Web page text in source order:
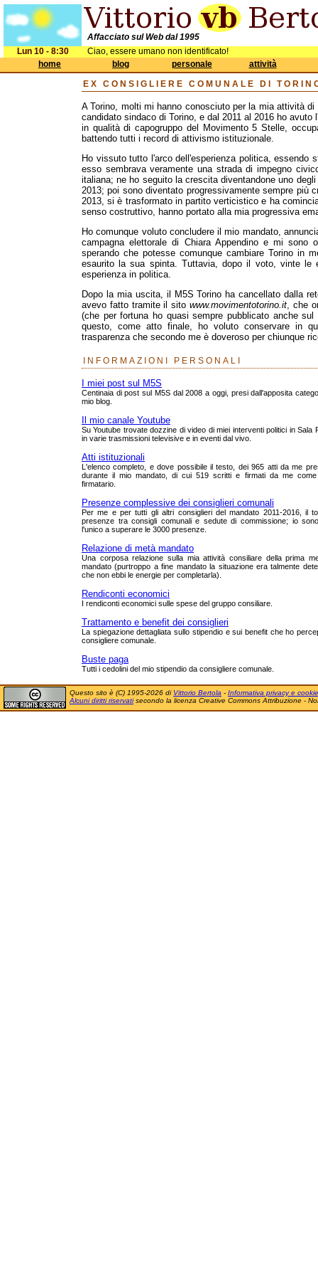
Affacciato sul Web dal 1995
Lun 10 - 8:30
Ciao, essere umano non identificato!
home
blog personale
attività
EX CONSIGLIERE COMUNALE DI
A Torino, molti mi hanno conosciuto per la mia attività
candidato sindaco di Torino, e dal 2011 al 2016 ho
in qualità di capogruppo del Movimento 5 Stelle,
battendo tutti i record di attivismo istituzionale.
Ho vissuto tutto l'arco dell'esperienza politica, essendo
esso sembrava veramente una strada di impegno
italiana; ne ho seguito la crescita diventandone uno
2013; poi sono diventato progressivamente sempre più
2013, si è trasformato in partito verticistico e ha
senso costruttivo, hanno portato alla mia progressiva
Ho comunque voluto concludere il mio mandato,
campagna elettorale di Chiara Appendino e mi
sperando che potesse comunque cambiare Torino in
esaurito la sua spinta. Tuttavia, dopo il voto, vinte
esperienza in politica.
Dopo la mia uscita, il M5S Torino ha cancellato dalla
avevo fatto tramite il sito www.movimentotorino.it, che
(che per fortuna ho quasi sempre pubblicato anche
questo, come atto finale, ho voluto conservare in
trasparenza che secondo me è doveroso per chiunque
INFORMAZIONI PERSONALI
I miei post sul M5S
Centinaia di post sul M5S dal 2008 a oggi, presi dall'apposita
mio blog.
Il mio canale Youtube
Su Youtube trovate dozzine di video di miei interventi politici in Sala
in varie trasmissioni televisive e in eventi dal vivo.
Atti istituzionali
L'elenco completo, e dove possibile il testo, dei 965 atti da me
durante il mio mandato, di cui 519 scritti e firmati da me come
firmatario.
Presenze complessive dei consiglieri comunali
Per me e per tutti gli altri consiglieri del mandato 2011-2016, il
presenze tra consigli comunali e sedute di commissione; io
l'unico a superare le 3000 presenze.
Relazione di metà mandato
Una corposa relazione sulla mia attività consiliare della prima
mandato (purtroppo a fine mandato la situazione era talmente
che non ebbi le energie per completarla).
Rendiconti economici
I rendiconti economici sulle spese del gruppo consiliare.
Trattamento e benefit dei consiglieri
La spiegazione dettagliata sullo stipendio e sui benefit che ho
consigliere comunale.
Buste paga
Tutti i cedolini del mio stipendio da consigliere comunale.
Questo sito è (C) 1995-2026 di Vittorio Bertola - Informativa privacy e cookie
Alcuni diritti riservatisecondo la licenza Creative Commons Attribuzione -